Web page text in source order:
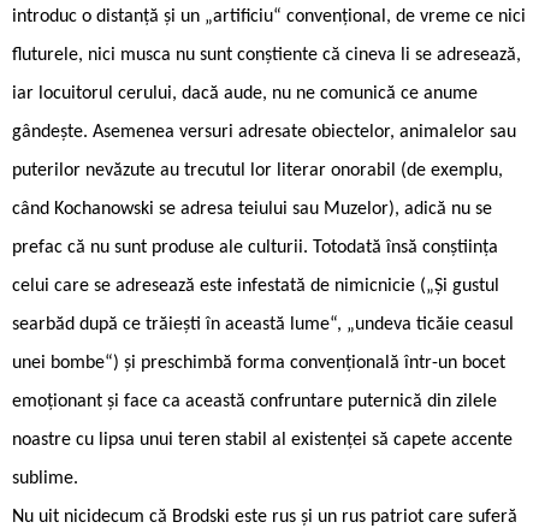
introduc o distanță și un „artificiu“ convențional, de vreme ce nici
fluturele, nici musca nu sunt conștiente că cineva li se adresează,
iar locuitorul cerului, dacă aude, nu ne comunică ce anume
gândește. Asemenea versuri adresate obiectelor, animalelor sau
puterilor nevăzute au trecutul lor literar onorabil (de exemplu,
când Kochanowski se adresa teiului sau Muzelor), adică nu se
prefac că nu sunt produse ale culturii. Totodată însă conștiința
celui care se adresează este infestată de nimicnicie („Și gustul
searbăd după ce trăiești în această lume“, „undeva ticăie ceasul
unei bombe“) și preschimbă forma convențională într-un bocet
emoționant și face ca această confruntare puternică din zilele
noastre cu lipsa unui teren stabil al existenței să capete accente
sublime.
Nu uit nicidecum că Brodski este rus și un rus patriot care suferă